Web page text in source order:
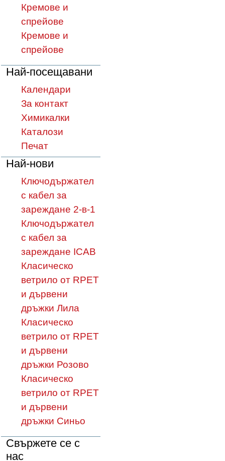
Кремове и
спрейове
Кремове и
спрейове
Най-посещавани
Календари
За контакт
Химикалки
Каталози
Печат
Най-нови
Ключодържател
с кабел за
зареждане 2-в-1
Ключодържател
с кабел за
зареждане ICAB
Класическо
ветрило от RPET
и дървени
дръжки Лила
Класическо
ветрило от RPET
и дървени
дръжки Розово
Класическо
ветрило от RPET
и дървени
дръжки Синьо
Свържете се с
нас